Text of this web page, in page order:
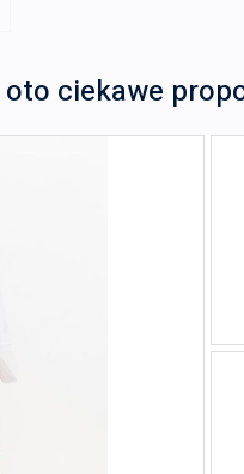
oto ciekawe